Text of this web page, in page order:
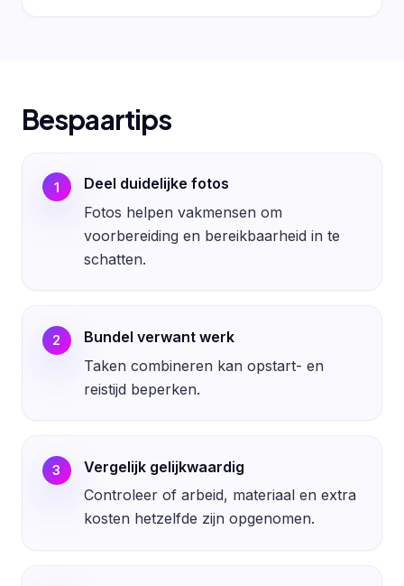
Bespaartips
1
Deel duidelijke fotos
Fotos helpen vakmensen om
voorbereiding en bereikbaarheid in te
schatten.
2
Bundel verwant werk
Taken combineren kan opstart- en
reistijd beperken.
3
Vergelijk gelijkwaardig
Controleer of arbeid, materiaal en extra
kosten hetzelfde zijn opgenomen.